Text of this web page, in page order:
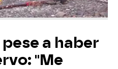
a haber
"Me